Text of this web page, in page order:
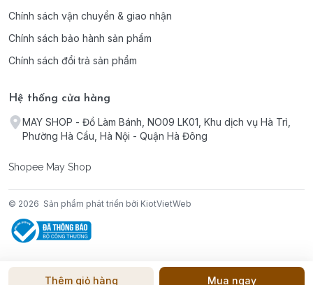
Thêm giỏ hàng Mua ngay
Chính sách vận chuyển & giao nhận
Chính sách bảo hành sản phẩm
Chính sách đổi trả sản phẩm
Hệ thống cửa hàng
MAY SHOP - Đồ Làm Bánh, NO09 LK01, Khu dịch vụ Hà Trì,
Phường Hà Cầu, Hà Nội - Quận Hà Đông
Shopee May Shop
© 2026 Sản phẩm phát triển bởi KiotVietWeb